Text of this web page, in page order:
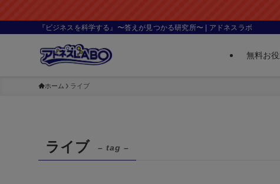
『ビジネスを科学する』〜答えが見つかる研究所〜 | アドネスラボ
無料お
ホーム ライブ
ライブ – tag –